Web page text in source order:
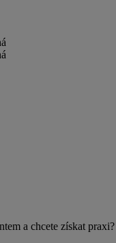
a chcete získat praxi?